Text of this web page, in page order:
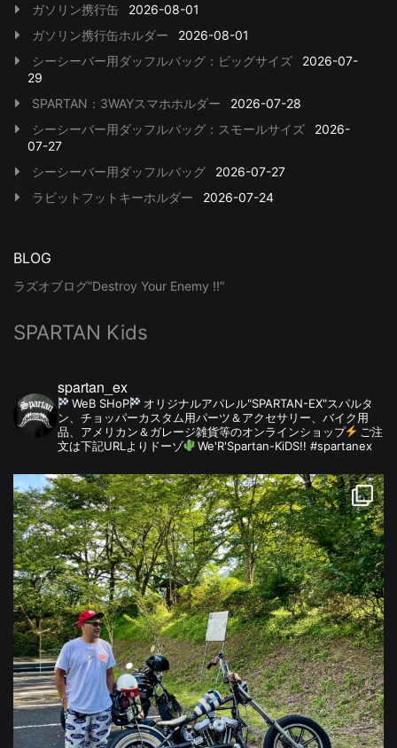
ガソリン携行缶
2026-08-01
ガソリン携行缶ホルダー
2026-08-01
シーシーバー用ダッフルバッグ：ビッグサイズ
2026-07-
29
SPARTAN：3WAYスマホホルダー
2026-07-28
シーシーバー用ダッフルバッグ：スモールサイズ
2026-
07-27
シーシーバー用ダッフルバッグ
2026-07-27
ラビットフットキーホルダー
2026-07-24
BLOG
ラズオブログ”Destroy Your Enemy !!”
SPARTAN Kids
spartan_ex
WeB SHoP
オリジナルアパレル"SPARTAN-EX"スパルタ
ン、チョッパーカスタム用パーツ＆アクセサリー、バイク用
品、アメリカン＆ガレージ雑貨等のオンラインショップ
ご注
文は下記URLよりドーゾ
We'R'Spartan-KiDS!! #spartanex